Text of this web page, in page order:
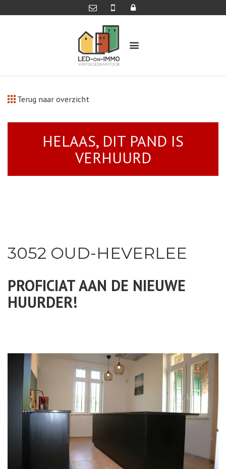
Terug naar overzicht
HELAAS, DIT PAND IS
VERHUURD
3052 OUD-HEVERLEE
PROFICIAT AAN DE NIEUWE
HUURDER!